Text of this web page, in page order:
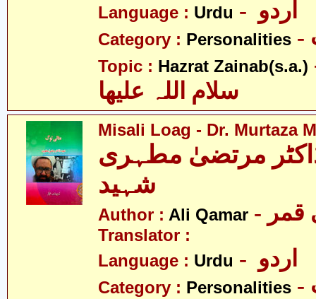
Language : Urdu
Category : Personalities
Topic : Hazrat Zainab(s.a.)
سلام اللہ علیھا
Misali Loag - Dr. Murtaza
مرتضیٰ مطہری
شہید
Author : Ali Qamar
Translator :
Language : Urdu
Category : Personalities